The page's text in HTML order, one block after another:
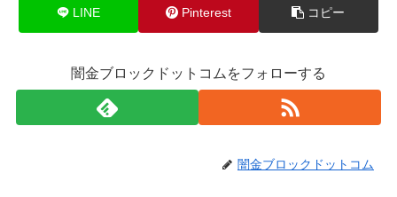
LINE Pinterest コピー
闇金ブロックドットコムをフォローする
闇金ブロックドットコム